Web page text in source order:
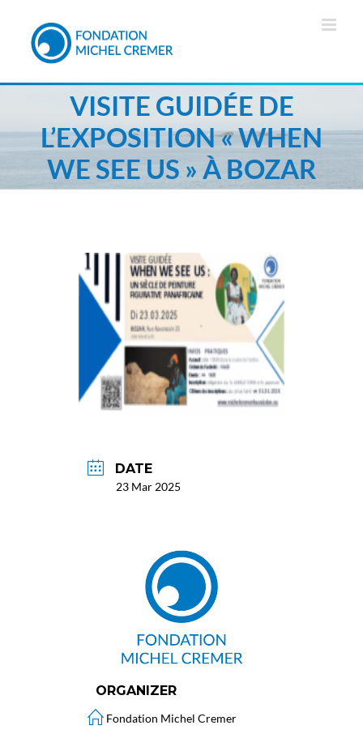
VISITE GUIDÉE DE
L’EXPOSITION « WHEN
WE SEE US » À BOZAR
DATE
23 Mar 2025
ORGANIZER
Fondation Michel Cremer